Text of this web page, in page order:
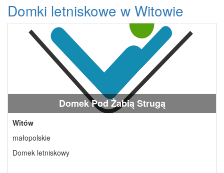
Domki letniskowe w Witowie
Domek Pod Żabią Strugą
Witów
małopolskie
Domek letniskowy